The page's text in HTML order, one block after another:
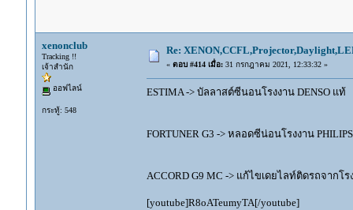
xenonclub
Tracking !!
เจ้าสำนัก
ออฟไลน์
กระทู้: 548
Re:
« ตอบ #414 เมื่อ:31 กรกฎาคม 2021, 12:33:32 »
ESTIMA -> บัลลาสต์ซีนอนโรงงาน DENSO แท้
FORTUNER G3 -> หลอดซีน่อนโรงงาน
ACCORD G9 MC -> แก้ไขเดยไลท์ติดรถจากโร
[youtube]R8oATeumyTA[/youtube]